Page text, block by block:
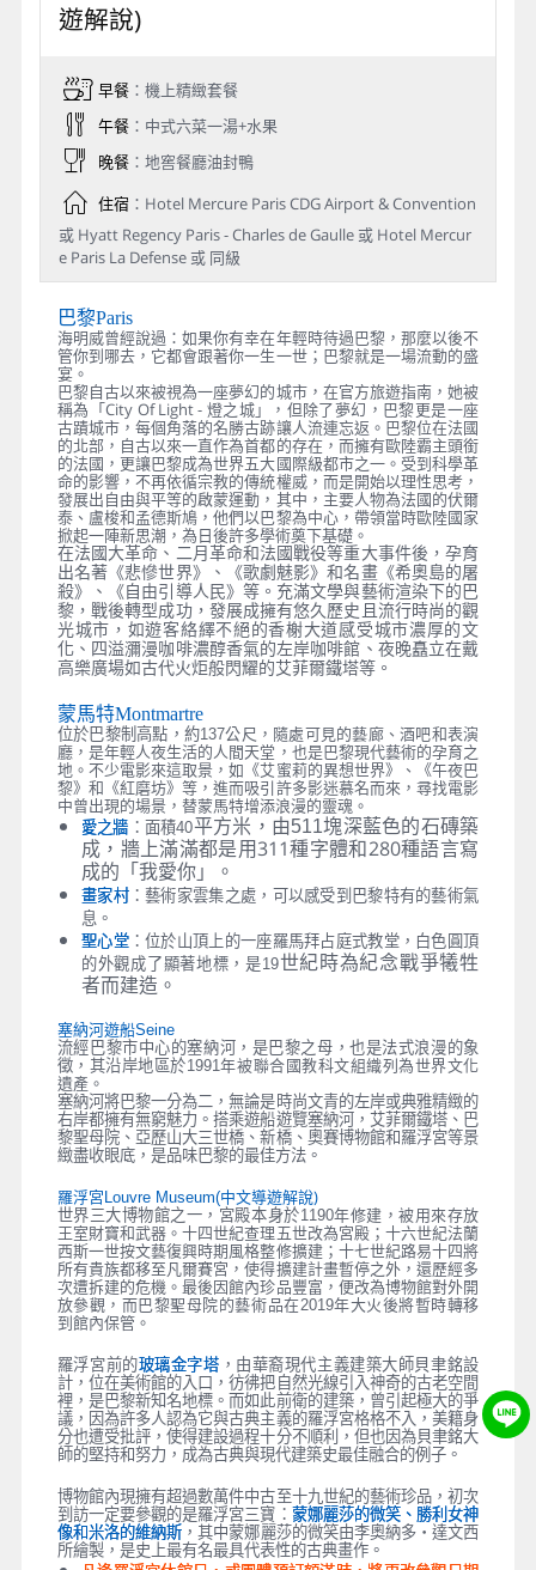
遊解說)
早餐：機上精緻套餐
午餐：中式六菜一湯+水果
晚餐：地窖餐廳油封鴨
住宿：Hotel Mercure Paris CDG Airport & Convention
或 Hyatt Regency Paris - Charles de Gaulle 或 Hotel Mercur
e Paris La Defense 或 同級
巴黎Paris
海明威曾經說過：如果你有幸在年輕時待過巴黎，那麼以後不
管你到哪去，它都會跟著你一生一世；巴黎就是一場流動的盛
宴。
巴黎自古以來被視為一座夢幻的城市，在官方旅遊指南，她被
稱為「City Of Light - 燈之城」，但除了夢幻，巴黎更是一座
古蹟城市，每個角落的名勝古跡讓人流連忘返。巴黎位在法國
的北部，自古以來一直作為首都的存在，而擁有歐陸霸主頭銜
的法國，更讓巴黎成為世界五大國際級都市之一。受到科學革
命的影響，不再依循宗教的傳統權威，而是開始以理性思考，
發展出自由與平等的啟蒙運動，其中，主要人物為法國的伏爾
泰、盧梭和孟德斯鳩，他們以巴黎為中心，帶領當時歐陸國家
掀起一陣新思潮，為日後許多學術奠下基礎。
在法國大革命、二月革命和法國戰役等重大事件後，孕育
出名著《悲慘世界》、《歌劇魅影》和名畫《希奧島的屠
殺》、《自由引導人民》等。充滿文學與藝術渲染下的巴
黎，戰後轉型成功，發展成擁有悠久歷史且流行時尚的觀
光城市，如遊客絡繹不絕的香榭大道感受城市濃厚的文
化、四溢瀰漫咖啡濃醇香氣的左岸咖啡館、夜晚矗立在戴
高樂廣場如古代火炬般閃耀的艾菲爾鐵塔等。
蒙馬特Montmartre
位於巴黎制高點，約137公尺，隨處可見的藝廊、酒吧和表演
廳，是年輕人夜生活的人間天堂，也是巴黎現代藝術的孕育之
地。不少電影來這取景，如《艾蜜莉的異想世界》、《午夜巴
黎》和《紅磨坊》等，進而吸引許多影迷慕名而來，尋找電影
中曾出現的場景，替蒙馬特增添浪漫的靈魂。
愛之牆 ：面積40平方米，由511塊深藍色的石磚築
成，牆上滿滿都是用311種字體和280種語言寫
成的「我愛你」。
畫家村：藝術家雲集之處，可以感受到巴黎特有的藝術氣
息。
聖心堂：位於山頂上的一座羅馬拜占庭式教堂，白色圓頂
的外觀成了顯著地標，是19世紀時為紀念戰爭犧牲
者而建造。
塞納河遊船Seine
流經巴黎市中心的塞納河，是巴黎之母，也是法式浪漫的象
徵，其沿岸地區於1991年被聯合國教科文組織列為世界文化
遺產。
塞納河將巴黎一分為二，無論是時尚文青的左岸或典雅精緻的
右岸都擁有無窮魅力。搭乘遊船遊覽塞納河，艾菲爾鐵塔、巴
黎聖母院、亞歷山大三世橋、新橋、奧賽博物館和羅浮宮等景
緻盡收眼底，是品味巴黎的最佳方法。
羅浮宮Louvre Museum(中文導遊解說)
世界三大博物館之一，宮殿本身於1190年修建，被用來存放
王室財寶和武器。十四世紀查理五世改為宮殿；十六世紀法蘭
西斯一世按文藝復興時期風格整修擴建；十七世紀路易十四將
所有貴族都移至凡爾賽宮，使得擴建計畫暫停之外，還歷經多
次遭拆建的危機。最後因館內珍品豐富，便改為博物館對外開
放參觀，而巴黎聖母院的藝術品在2019年大火後將暫時轉移
到館內保管。
羅浮宮前的玻璃金字塔 ，由華裔現代主義建築大師貝聿銘設
計，位在美術館的入口，彷彿把自然光線引入神奇的古老空間
裡，是巴黎新知名地標。而如此前衛的建築，曾引起極大的爭
議，因為許多人認為它與古典主義的羅浮宮格格不入，美籍身
分也遭受批評，使得建設過程十分不順利，但也因為貝聿銘大
師的堅持和努力，成為古典與現代建築史最佳融合的例子。
博物館內現擁有超過數萬件中古至十九世紀的藝術珍品，初次
到訪一定要參觀的是羅浮宮三寶： 蒙娜麗莎的微笑、勝利女神
像和米洛的維納斯 ，其中蒙娜麗莎的微笑由李奧納多‧達文西
所繪製，是史上最有名最具代表性的古典畫作。